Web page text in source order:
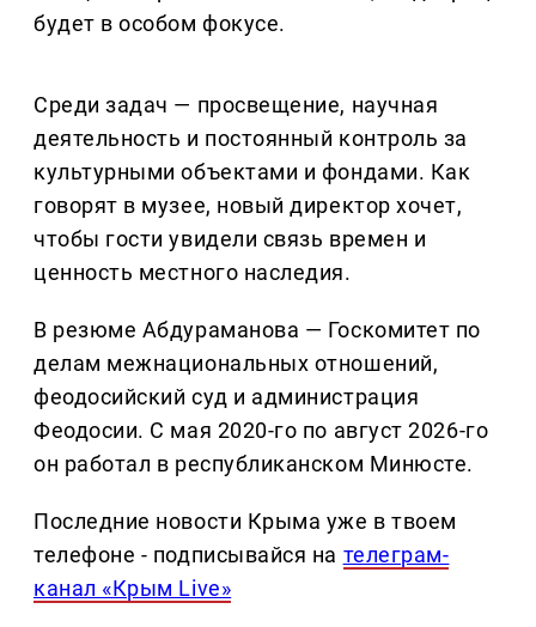
будет в особом фокусе.
Среди задач — просвещение, научная
деятельность и постоянный контроль за
культурными объектами и фондами. Как
говорят в музее, новый директор хочет,
чтобы гости увидели связь времен и
ценность местного наследия.
В резюме Абдураманова — Госкомитет по
делам межнациональных отношений,
феодосийский суд и администрация
Феодосии. С мая 2020-го по август 2026-го
он работал в республиканском Минюсте.
Последние новости Крыма уже в твоем
телефоне - подписывайся на телеграм-
канал «Крым Live»